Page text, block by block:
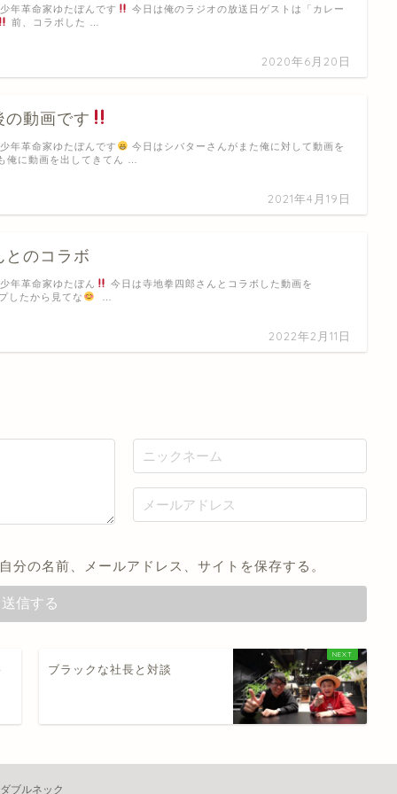
2020年6月20日
年革命家ゆたぼんです
今日は俺のラジオの放送日ゲストは「カレー
前、コラボした …
の動画です
2021年4月19日
年革命家ゆたぼんです
今日はシバターさんがまた俺に対して動画を
俺に動画を出してきてん …
とのコラボ
2022年2月11日
年革命家ゆたぼん
今日は寺地拳四郎さんとコラボした動画を
したから見てな
分の名前、メールアドレス、サイトを保存する。
ブラックな社長と対談
ブルネック